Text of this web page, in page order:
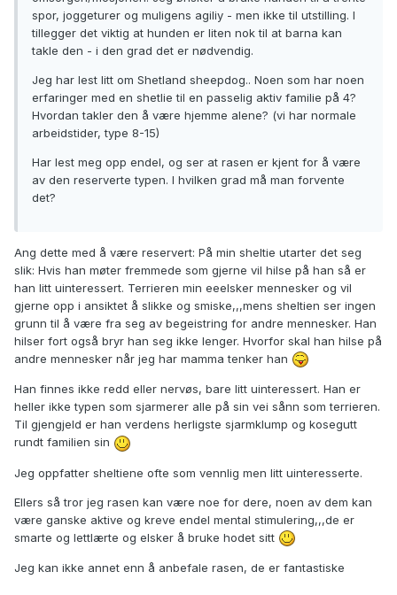
spor, joggeturer og muligens agiliy - men ikke til utstilling. I
tillegger det viktig at hunden er liten nok til at barna kan
takle den - i den grad det er nødvendig.
Jeg har lest litt om Shetland sheepdog.. Noen som har noen
erfaringer med en shetlie til en passelig aktiv familie på 4?
Hvordan takler den å være hjemme alene? (vi har normale
arbeidstider, type 8-15)
Har lest meg opp endel, og ser at rasen er kjent for å være
av den reserverte typen. I hvilken grad må man forvente
det?
Ang dette med å være reservert: På min sheltie utarter det seg
slik: Hvis han møter fremmede som gjerne vil hilse på han så er
han litt uinteressert. Terrieren min eeelsker mennesker og vil
gjerne opp i ansiktet å slikke og smiske,,,mens sheltien ser ingen
grunn til å være fra seg av begeistring for andre mennesker. Han
hilser fort også bryr han seg ikke lenger. Hvorfor skal han hilse på
andre mennesker når jeg har mamma tenker han
Han finnes ikke redd eller nervøs, bare litt uinteressert. Han er
heller ikke typen som sjarmerer alle på sin vei sånn som terrieren.
Til gjengjeld er han verdens herligste sjarmklump og kosegutt
rundt familien sin
Jeg oppfatter sheltiene ofte som vennlig men litt uinteresserte.
Ellers så tror jeg rasen kan være noe for dere, noen av dem kan
være ganske aktive og kreve endel mental stimulering,,,de er
smarte og lettlærte og elsker å bruke hodet sitt
Jeg kan ikke annet enn å anbefale rasen, de er fantastiske